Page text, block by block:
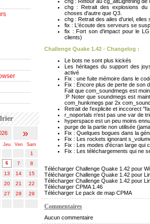
»
Jeu Ven Sam
1
6 7
8
13 14
15
20 21
22
27 28
29
chg : Retrait des explosions du
choses d'autre que Q3.
chg : Retrait des ailes d'uriel, elles
fix : L'écoute des serveurs se
fix : Fort son d'impact pour le
clients)
Challenge Quake 1.42 - Changelog :
Le bots ne sont plus kickés
Les héritages du support des
activé
Fix : une fuite mémoire dans le
Fix : Encore plus de perte de son
Fait que com_soundmegs est
:P Noter que soundmegs est
com_hunkmegs par 2x
Retrait de l'explicite et inccorect
r_noportals n'est pas une var de
hyperspace est un peu moins
purge de la partie non utilisée
Fix : Quelques bogues dans la
Fix : Les rockets ignorant
Fix : Les modes d'écran large qui
Fix : Les téléchargements qui ne
Télécharger Challenge Quake 1.42 pour
Télécharger Challenge Quake 1.42 pour
Télécharger Challenge Quake 1.42 pour
Télécharger CPMA 1.46
Télécharger Le pack de map CPMA
Commentaires
Aucun commentaire